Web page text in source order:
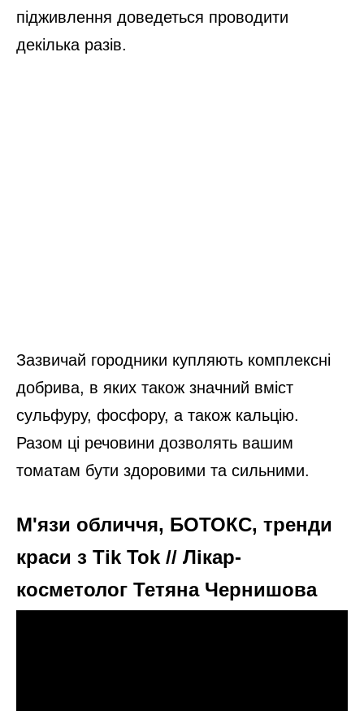
підживлення доведеться проводити
декілька разів.
Зазвичай городники купляють комплексні
добрива, в яких також значний вміст
сульфуру, фосфору, а також кальцію.
Разом ці речовини дозволять вашим
томатам бути здоровими та сильними.
М'язи обличчя, БОТОКС, тренди
краси з Tik Tok // Лікар-
косметолог Тетяна Чернишова